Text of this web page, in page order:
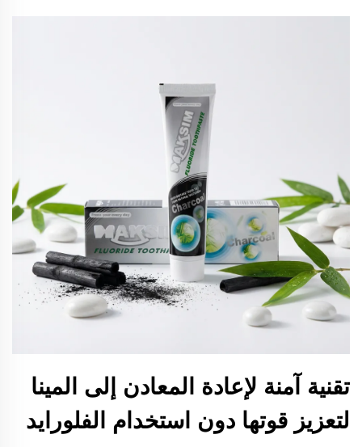
تقنية آمنة لإعادة المعادن إلى المينا
لتعزيز قوتها دون استخدام الفلورايد